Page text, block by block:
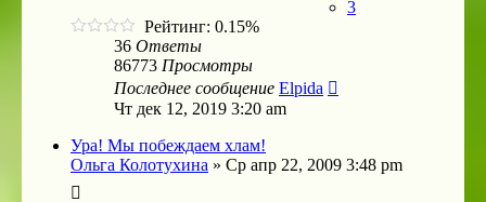
3
Рейтинг: 0.15%
36 Ответы
86773 Просмотры
Последнее сообщение Elpida
Чт дек 12, 2019 3:20 am
Ура! Мы побеждаем хлам!
Ольга Колотухина » Ср апр 22, 2009 3:48 pm